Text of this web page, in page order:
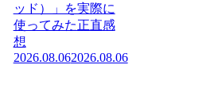
ッド）」を実際に
使ってみた正直感
想
2026.08.062026.08.06